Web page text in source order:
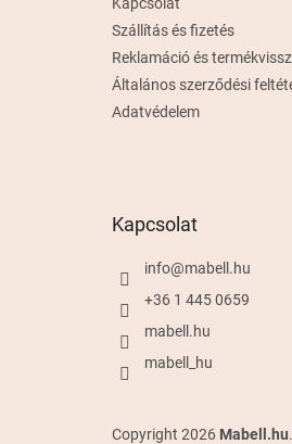
Szállítás és fizetés
Reklamáció és
Általános szerződési
Adatvédelem
Kapcsolat
info@mabell.hu
+36 1 445 0659
mabell.hu
mabell_hu
Copyright 2026 Mabell.hu